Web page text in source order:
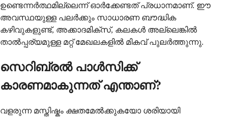
ഉണ്ടെന്നർത്ഥമില്ലെന്ന് ഓർക്കേണ്ടത് പ്രധാനമാണ്. ഈ
അവസ്ഥയുള്ള പലർക്കും സാധാരണ ബൗദ്ധിക
കഴിവുകളുണ്ട്, അക്കാദമിക്സ്, കലകൾ അല്ലെങ്കിൽ
താൽപ്പര്യമുള്ള മറ്റ് മേഖലകളിൽ മികവ് പുലർത്തുന്നു.
സെറിബ്രൽ പാൾസിക്ക്
കാരണമാകുന്നത് എന്താണ്?
വളരുന്ന മസ്തിഷ്കം ക്ഷതമേൽക്കുകയോ ശരിയായി